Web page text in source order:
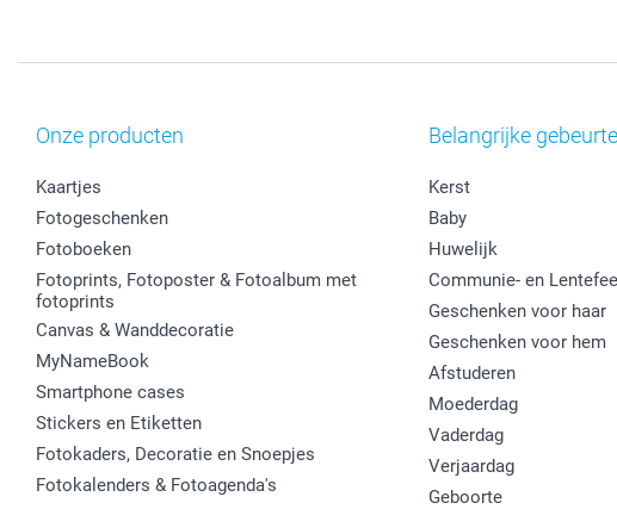
Onze producten
Kaartjes
Fotogeschenken
Fotoboeken
Fotoprints, Fotoposter & Fotoalbum met
fotoprints
Canvas & Wanddecoratie
MyNameBook
Smartphone cases
Stickers en Etiketten
Fotokaders, Decoratie en Snoepjes
Fotokalenders & Fotoagenda's
Belangrijke
Kerst
Baby
Huwelijk
Communie- en
Geschenken voor haar
Geschenken voor hem
Afstuderen
Moederdag
Vaderdag
Verjaardag
Geboorte